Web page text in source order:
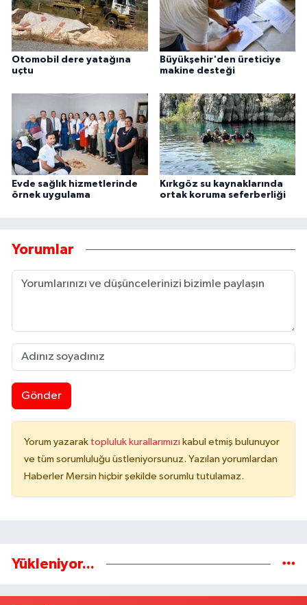
Otomobil dere yatağına
uçtu
Büyükşehir'den üreticiye
makine desteği
Evde sağlık hizmetlerinde
örnek uygulama
Kırkgöz su kaynaklarında
ortak koruma seferberliği
Yorumlar
Gönder
Yorum yazarak topluluk kurallarımızı kabul etmiş bulunuyor
ve tüm sorumluluğu üstleniyorsunuz. Yazılan yorumlardan
Haberler Mersin hiçbir şekilde sorumlu tutulamaz.
Yükleniyor...